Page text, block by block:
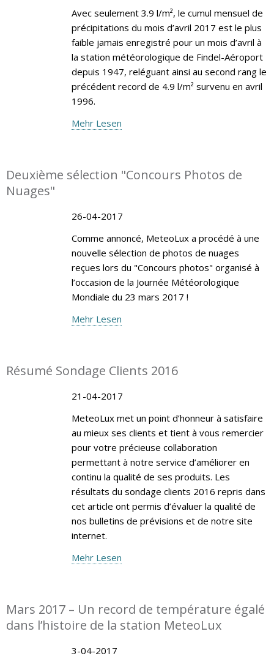
Avec seulement 3.9 l/m², le cumul mensuel de
précipitations du mois d’avril 2017 est le plus
faible jamais enregistré pour un mois d’avril à
la station météorologique de Findel-Aéroport
depuis 1947, reléguant ainsi au second rang le
précédent record de 4.9 l/m² survenu en avril
1996.
Mehr Lesen
Deuxième sélection "Concours Photos de
Nuages"
26-04-2017
Comme annoncé, MeteoLux a procédé à une
nouvelle sélection de photos de nuages
reçues lors du "Concours photos" organisé à
l’occasion de la Journée Météorologique
Mondiale du 23 mars 2017 !
Mehr Lesen
Résumé Sondage Clients 2016
21-04-2017
MeteoLux met un point d’honneur à satisfaire
au mieux ses clients et tient à vous remercier
pour votre précieuse collaboration
permettant à notre service d’améliorer en
continu la qualité de ses produits. Les
résultats du sondage clients 2016 repris dans
cet article ont permis d’évaluer la qualité de
nos bulletins de prévisions et de notre site
internet.
Mehr Lesen
Mars 2017 – Un record de température égalé
dans l’histoire de la station MeteoLux
3-04-2017